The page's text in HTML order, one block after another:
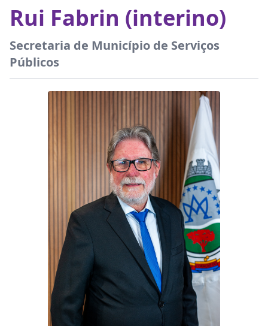
Rui Fabrin (interino)
Secretaria de Município de Serviços
Públicos